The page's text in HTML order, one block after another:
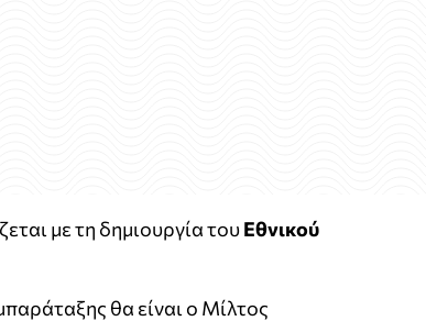
με τη δημιουργία τουΕθνικού
θα είναι ο Μίλτος